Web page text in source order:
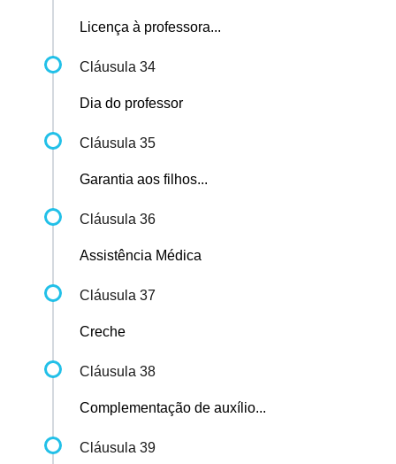
Licença à professora...
Cláusula 34
Dia do professor
Cláusula 35
Garantia aos filhos...
Cláusula 36
Assistência Médica
Cláusula 37
Creche
Cláusula 38
Complementação de auxílio...
Cláusula 39